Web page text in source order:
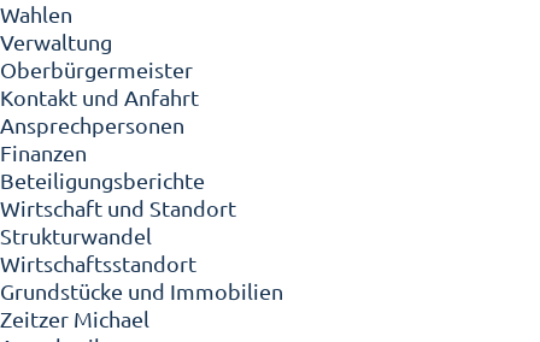
Wahlen
Verwaltung
Oberbürgermeister
Kontakt und Anfahrt
Ansprechpersonen
Finanzen
Beteiligungsberichte
Wirtschaft und Standort
Strukturwandel
Wirtschaftsstandort
Grundstücke und Immobilien
Zeitzer Michael